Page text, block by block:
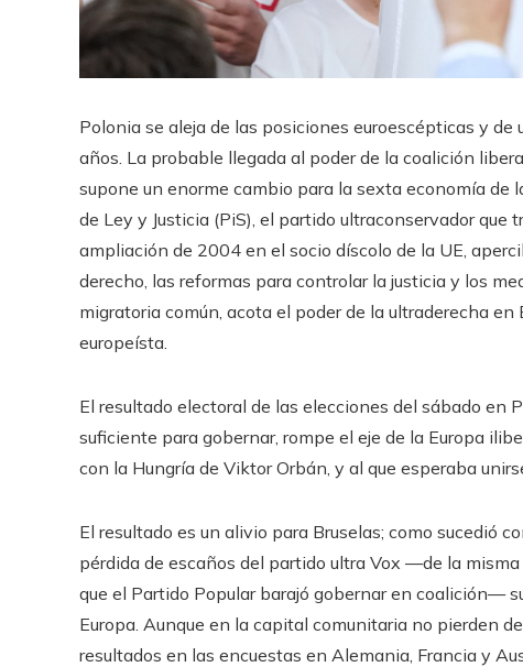
Polonia se aleja de las posiciones euroescépticas y
años. La probable llegada al poder de la coalición
supone un enorme cambio para la sexta economía de
de Ley y Justicia (PiS), el partido ultraconservador
ampliación de 2004 en el socio díscolo de la UE,
derecho, las reformas para controlar la justicia y los
migratoria común, acota el poder de la ultraderecha
europeísta.
El resultado electoral de las elecciones del sábado en
suficiente para gobernar, rompe el eje de la Europa
con la Hungría de Viktor Orbán, y al que esperaba
El resultado es un alivio para Bruselas; como sucedió
pérdida de escaños del partido ultra Vox —de la
que el Partido Popular barajó gobernar en coalición—
Europa. Aunque en la capital comunitaria no pierden
resultados en las encuestas en Alemania, Francia y